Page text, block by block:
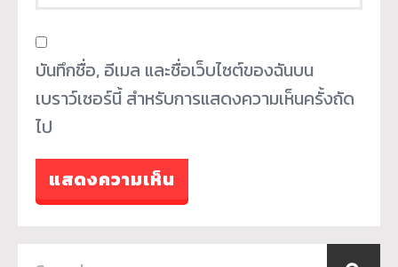
บันทึกชื่อ, อีเมล และชื่อเว็บไซต์ของฉันบน
เบราว์เซอร์นี้ สำหรับการแสดงความเห็นครั้งถัด
ไป